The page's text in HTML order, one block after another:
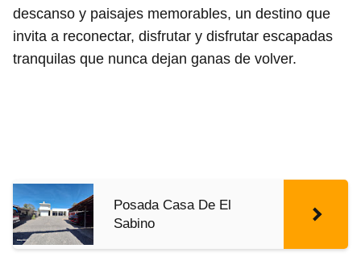
descanso y paisajes memorables, un destino que
invita a reconectar, disfrutar y disfrutar escapadas
tranquilas que nunca dejan ganas de volver.
Posada Casa De El
Sabino